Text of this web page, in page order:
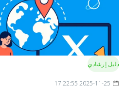
دليل إرشادي
2025-11-25 17:22:55